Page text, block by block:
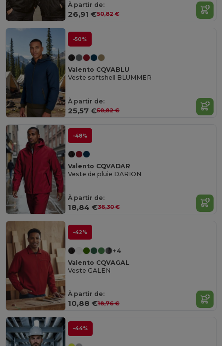
À partir de:
26,91 €50,82 €
-50%
Valento CQVABLU
Veste softshell BLUMMER
À partir de:
25,57 €50,82 €
-48%
Valento CQVADAR
Veste de pluie DARION
À partir de:
18,84 €36,30 €
-42%
+4
Valento CQVAGAL
Veste GALEN
À partir de:
10,88 €18,76 €
-44%